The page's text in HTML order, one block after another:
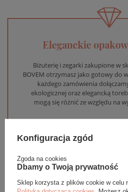
Eleganckie
Biżuterię i zegarki zakupione w
BOVEM otrzymasz jako gotowy do
każdego zamówienia
ekologicznej oraz elegancką
mogą się różnić ze względu na
Konfiguracja zgód
Zgoda na cookies
Dbamy o Twoją prywatność
Sklep korzysta z plików cookie w celu